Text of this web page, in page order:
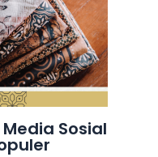
Sosial